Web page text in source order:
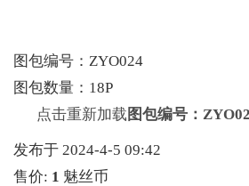
图包编号：ZYO024
图包数量：18P
点击重新加载 图包编号：
发布于 2024-4-5 09:42
售价: 1 魅丝币